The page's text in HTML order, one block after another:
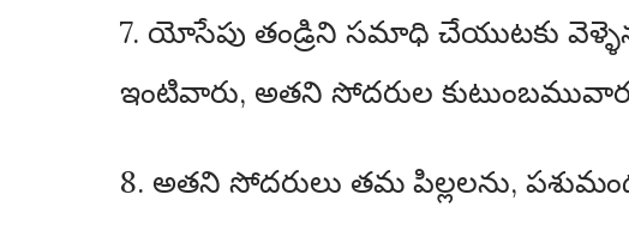
7. యోసేపు తండ్రిని సమాధి చేయుటకు
ఇంటివారు, అతని సోదరుల
8. అతని సోదరులు తమ పిల్లలను,